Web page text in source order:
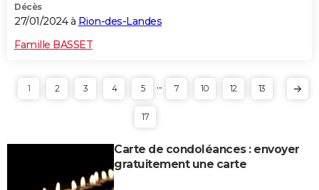
Décès
27/01/2024 à Rion-des-Landes
Famille BASSET
1 2 3 4 5 ... 7 10 12 13
17
Carte de condoléances : envoyer
gratuitement une carte